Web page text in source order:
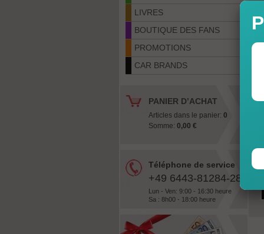
LIVRES
BOUTIQUE DES FANS
PROMOTIONS
CAR BRANDS
PANIER D’ACHAT
Articles dans le panier: 0
Somme: 0,00 €
Téléphone de service
+49 6443-81284-28
Lun - Ven: 9:00 - 16:30 heure
Sa : 8h00 - 18:00 heure